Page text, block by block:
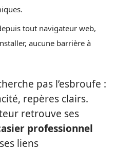
tout navigateur web,
aucune barrière à
pas l’esbroufe :
repères clairs.
retrouve ses
professionnel
liens